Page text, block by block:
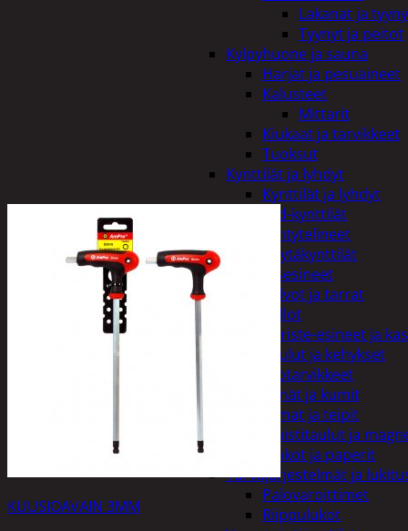
Lakanat ja
Tyynyt ja peitot
Kylpyhuone ja sauna
Harjat ja pesuaineet
Kalusteet
Mittarit
Kiukaat ja tarvikkeet
Tuoksut
Kynttilät ja lyhdyt
Kynttilät ja lyhdyt
Led-kynttilät
Lyhtytelineet
Pöytäkynttilät
Sisustusesineet
Kalvot ja tarrat
Kellot
Koriste-esineet ja
Taulut ja kehykset
Toimistotarvikkeet
Kynät ja kumit
Liimat ja teipit
Muistitaulut ja
Vihkot ja paperit
Turvajärjestelmät ja
Palovaroittimet
Riippulukot
KUUSIOAVAIN 3MM